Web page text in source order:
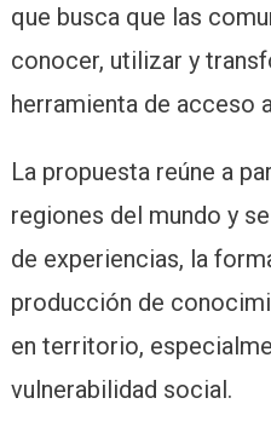
que busca que las
conocer, utilizar y
herramienta de acceso
La propuesta reúne a
regiones del mundo y
de experiencias, la
producción de
en territorio,
vulnerabilidad social.